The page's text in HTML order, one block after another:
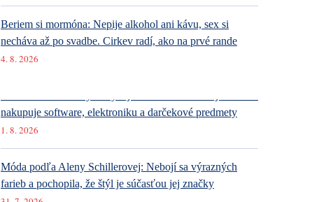
Beriem si mormóna: Nepije alkohol ani kávu, sex si
necháva až po svadbe. Cirkev radí, ako na prvé rande
4. 8. 2026
nakupuje software, elektroniku a darčekové predmety
1. 8. 2026
Móda podľa Aleny Schillerovej: Nebojí sa výrazných
farieb a pochopila, že štýl je súčasťou jej značky